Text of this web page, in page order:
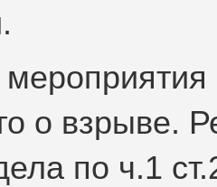
о взрыве.
по ч.1